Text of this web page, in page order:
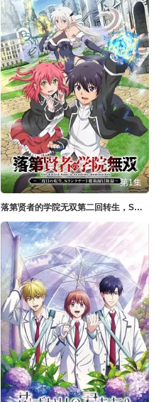
第1集
落第贤者的学院无双第二回转生，S等级作弊魔术师冒险记